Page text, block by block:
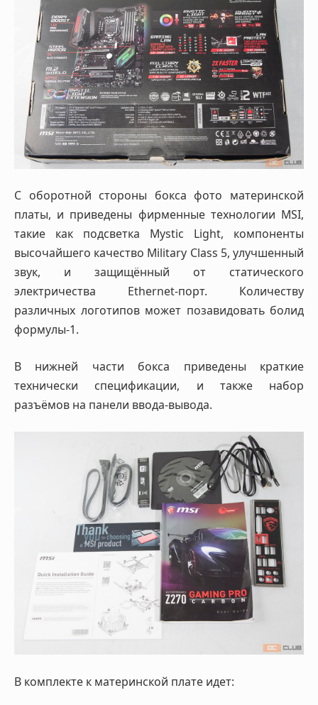
С оборотной стороны бокса фото материнской
платы, и приведены фирменные технологии MSI,
такие как подсветка Mystic Light, компоненты
высочайшего качество Military Class 5, улучшенный
звук, и защищённый от статического
электричества Ethernet-порт. Количеству
различных логотипов может позавидовать болид
формулы-1.
В нижней части бокса приведены краткие
технически спецификации, и также набор
разъёмов на панели ввода-вывода.
В комплекте к материнской плате идет: